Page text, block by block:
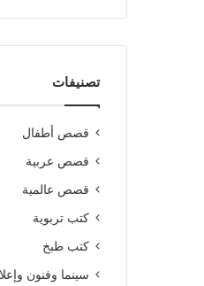
تصنيفات
قصص أطفال
قصص عربية
قصص عالمية
كتب تربوية
كتب طبخ
سينما وفنون